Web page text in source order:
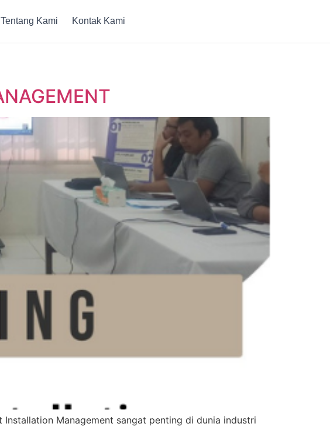
Tentang Kami Kontak Kami
Installation Management sangat penting di dunia industri